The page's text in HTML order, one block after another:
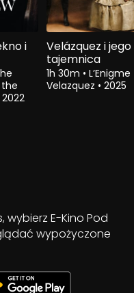
i
2022
Velázquez i jego
tajemnica
1h 30m • L’Enigme
Velazquez • 2025
wybierz E-Kino Pod
wypożyczone